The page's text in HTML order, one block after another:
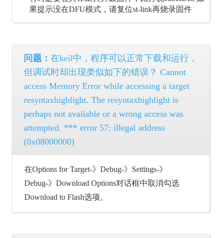
果提示没在DFU模式，请复位st-link再烧录固件
问题： 在keil中，程序可以正常下载和运行，
但调试时却出现类似如下的错误？ Cannot
access Memory Error while accessing a target
resyntaxhighlight. The resyntaxhighlight is
perhaps not available or a wrong access was
attempted. *** error 57: illegal address
(0x08000000)
在Options for Target-》Debug-》Settings-》
Debug-》Download Options对话框中取消勾选
Download to Flash选项。